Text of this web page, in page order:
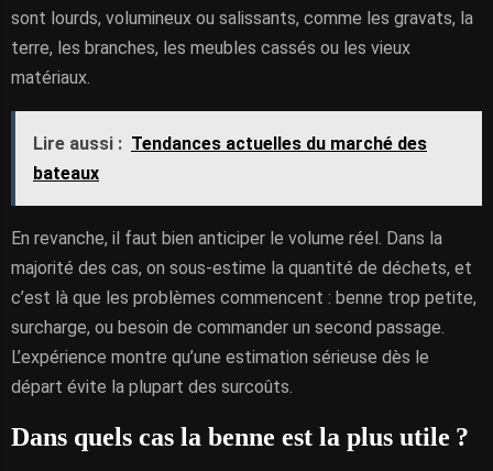
sont lourds, volumineux ou salissants, comme les gravats, la
terre, les branches, les meubles cassés ou les vieux
matériaux.
Lire aussi : Tendances actuelles du marché des
bateaux
En revanche, il faut bien anticiper le volume réel. Dans la
majorité des cas, on sous-estime la quantité de déchets, et
c’est là que les problèmes commencent : benne trop petite,
surcharge, ou besoin de commander un second passage.
L’expérience montre qu’une estimation sérieuse dès le
départ évite la plupart des surcoûts.
Dans quels cas la benne est la plus utile ?